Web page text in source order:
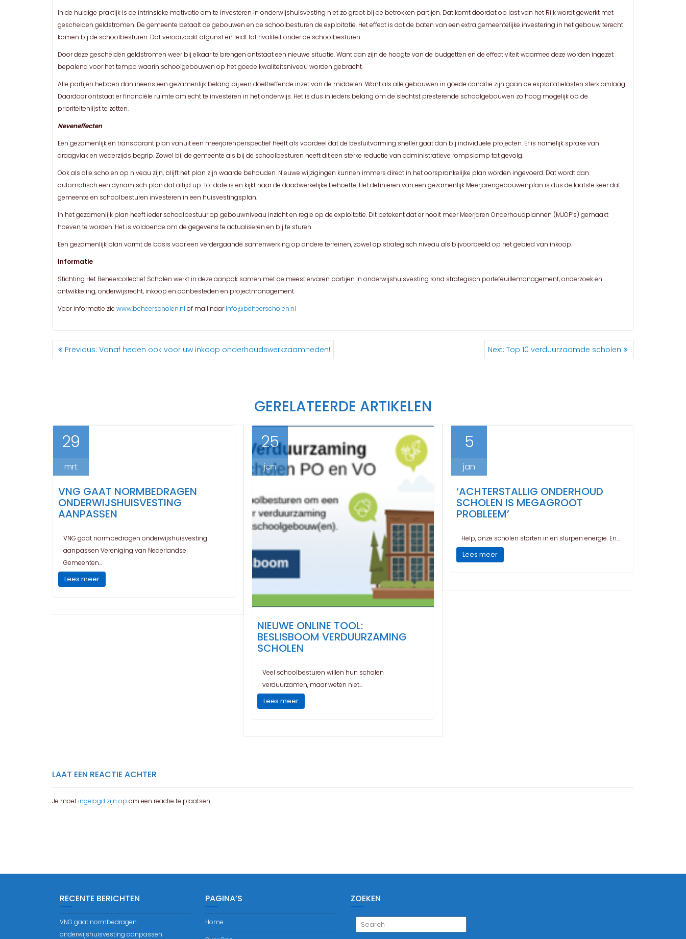
In de huidige praktijk is de intrinsieke motivatie om te investeren in onderwijshuisvesting niet zo groot bij de betrokken partijen. Dat komt doordat op last van het Rijk wordt gewerkt met
gescheiden geldstromen. De gemeente betaalt de gebouwen en de schoolbesturen de exploitatie. Het effect is dat de baten van een extra gemeentelijke investering in het gebouw terecht
komen bij de schoolbesturen. Dat veroorzaakt afgunst en leidt tot rivaliteit onder de schoolbesturen.
Door deze gescheiden geldstromen weer bij elkaar te brengen ontstaat een nieuwe situatie. Want dan zijn de hoogte van de budgetten en de effectiviteit waarmee deze worden ingezet
bepalend voor het tempo waarin schoolgebouwen op het goede kwaliteitsniveau worden gebracht.
Alle partijen hebben dan ineens een gezamenlijk belang bij een doeltreffende inzet van de middelen. Want als alle gebouwen in goede conditie zijn gaan de exploitatielasten sterk omlaag.
Daardoor ontstaat er financiële ruimte om echt te investeren in het onderwijs. Het is dus in ieders belang om de slechtst presterende schoolgebouwen zo hoog mogelijk op de
prioriteitenlijst te zetten.
Neveneffecten
Een gezamenlijk en transparant plan vanuit een meerjarenperspectief heeft als voordeel dat de besluitvorming sneller gaat dan bij individuele projecten. Er is namelijk sprake van
draagvlak en wederzijds begrip. Zowel bij de gemeente als bij de schoolbesturen heeft dit een sterke reductie van administratieve rompslomp tot gevolg.
Ook als alle scholen op niveau zijn, blijft het plan zijn waarde behouden. Nieuwe wijzigingen kunnen immers direct in het oorspronkelijke plan worden ingevoerd. Dat wordt dan
automatisch een dynamisch plan dat altijd up-to-date is en kijkt naar de daadwerkelijke behoefte. Het definiëren van een gezamenlijk Meerjarengebouwenplan is dus de laatste keer dat
gemeente en schoolbesturen investeren in een huisvestingsplan.
In het gezamenlijk plan heeft ieder schoolbestuur op gebouwniveau inzicht en regie op de exploitatie. Dit betekent dat er nooit meer Meerjaren Onderhoudplannen (MJOP’s) gemaakt
hoeven te worden. Het is voldoende om de gegevens te actualiseren en bij te sturen.
Een gezamenlijk plan vormt de basis voor een verdergaande samenwerking op andere terreinen, zowel op strategisch niveau als bijvoorbeeld op het gebied van inkoop.
Informatie
Stichting Het Beheercollectief Scholen werkt in deze aanpak samen met de meest ervaren partijen in onderwijshuisvesting rond strategisch portefeuillemanagement, onderzoek en
ontwikkeling, onderwijsrecht, inkoop en aanbesteden en projectmanagement.
Voor informatie zie www.beheerscholen.nl of mail naarInfo@beheerscholen.nl
BERICHT
NAVIGATIE
Previous: Previous
post:
Vanaf heden ook voor uw inkoop onderhoudswerkzaamheden! Next: Next
post:
Top 10 verduurzaamde scholen
GERELATEERDE ARTIKELEN
29
mrt
VNG GAAT NORMBEDRAGEN
ONDERWIJSHUISVESTING
AANPASSEN
VNG gaat normbedragen onderwijshuisvesting
aanpassen Vereniging van Nederlandse
Gemeenten...
Lees meer
25
jan
NIEUWE ONLINE TOOL:
BESLISBOOM VERDUURZAMING
SCHOLEN
Veel schoolbesturen willen hun scholen
verduurzamen, maar weten niet...
Lees meer
5
jan
‘ACHTERSTALLIG ONDERHOUD
SCHOLEN IS MEGAGROOT
PROBLEEM’
Help, onze scholen storten in en slurpen energie. En...
Lees meer
LAAT EEN REACTIE ACHTER
Je moet ingelogd zijn op om een reactie te plaatsen.
RECENTE BERICHTEN
VNG gaat normbedragen
onderwijshuisvesting aanpassen
PAGINA’S
Home
ZOEKEN